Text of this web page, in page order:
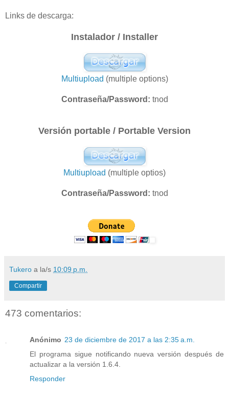
Links de descarga:
Instalador / Installer
Multiupload (multiple options)
Contraseña/Password: tnod
Versión portable / Portable Version
Multiupload (multiple optios)
Contraseña/Password: tnod
Tukero a la/s 10:09 p.m.
Compartir
473 comentarios:
Anónimo 23 de diciembre de 2017 a las 2:35 a.m.
El programa sigue notificando nueva versión después de
actualizar a la versión 1.6.4.
Responder